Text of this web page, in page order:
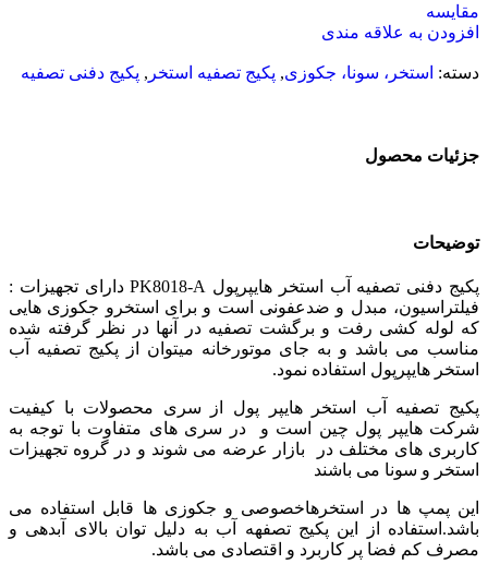
مقایسه
افزودن به علاقه مندی
دسته: استخر، سونا، جکوزی, پکیج تصفیه استخر , پکیج دفنی تصفیه
جزئیات محصول
توضیحات
پکیج دفنی تصفیه آب استخر هایپرپول PK8018-A دارای تجهیزات :
فیلتراسیون، مبدل و ضدعفونی است و برای استخرو جکوزی هایی
که لوله کشی رفت و برگشت تصفیه در آنها در نظر گرفته شده
مناسب می باشد و به جای موتورخانه میتوان از پکیج تصفیه آب
استخر هایپرپول استفاده نمود.
پکیج تصفیه آب استخر هایپر پول از سری محصولات با کیفیت
شرکت هایپر پول چین است و در سری های متفاوت با توجه به
کاربری های مختلف در بازار عرضه می شوند و در گروه تجهیزات
استخر و سونا می باشند
این پمپ ها در استخرهاخصوصی و جکوزی ها قابل استفاده می
باشد.استفاده از این پکیج تصفهه آب به دلیل توان بالای آبدهی و
مصرف کم فضا پر کاربرد و اقتصادی می باشد.